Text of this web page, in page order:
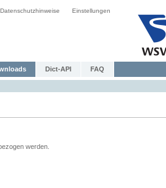
Datenschutzhinweise Einstellungen
Dict-API FAQ
werden.